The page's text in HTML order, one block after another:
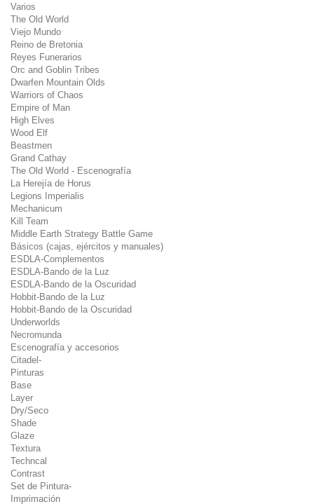
Varios
The Old World
Viejo Mundo
Reino de Bretonia
Reyes Funerarios
Orc and Goblin Tribes
Dwarfen Mountain Olds
Warriors of Chaos
Empire of Man
High Elves
Wood Elf
Beastmen
Grand Cathay
The Old World - Escenografía
La Herejía de Horus
Legions Imperialis
Mechanicum
Kill Team
Middle Earth Strategy Battle Game
Básicos (cajas, ejércitos y manuales)
ESDLA-Complementos
ESDLA-Bando de la Luz
ESDLA-Bando de la Oscuridad
Hobbit-Bando de la Luz
Hobbit-Bando de la Oscuridad
Underworlds
Necromunda
Escenografía y accesorios
Citadel-
Pinturas
Base
Layer
Dry/Seco
Shade
Glaze
Textura
Techncal
Contrast
Set de Pintura-
Imprimación